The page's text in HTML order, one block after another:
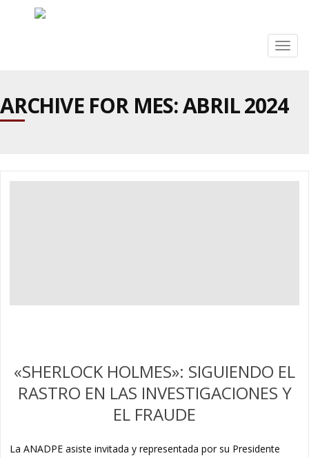
ARCHIVE FOR MES:ABRIL 2024
«SHERLOCK HOLMES»: SIGUIENDO EL
RASTRO EN LAS INVESTIGACIONES Y
EL FRAUDE
La ANADPE asiste invitada y representada por su Presidente